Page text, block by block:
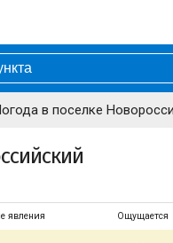
в поселке
явления Ощущается